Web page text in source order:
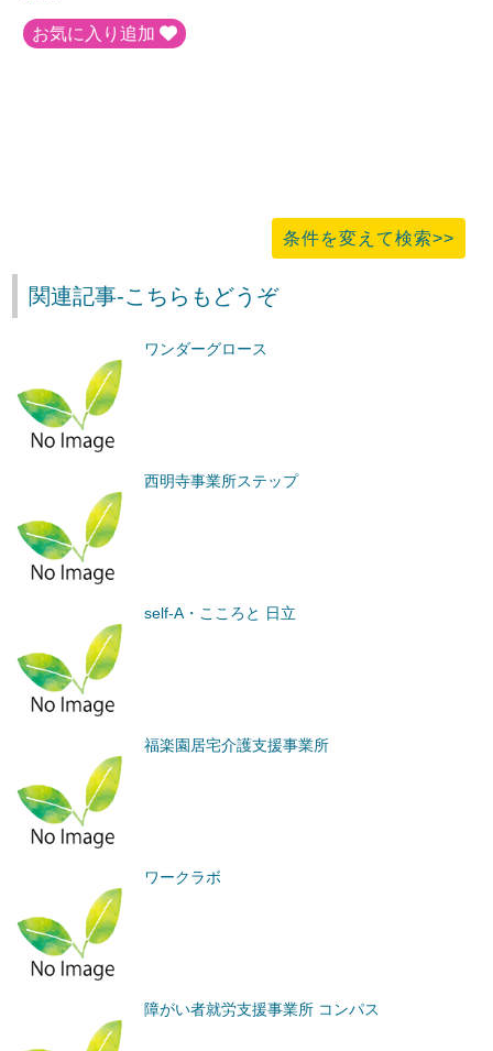
お気に入り追加
条件を変えて検索>>
関連記事-こちらもどうぞ
ワンダーグロース
西明寺事業所ステップ
self-A・こころと 日立
福楽園居宅介護支援事業所
ワークラボ
障がい者就労支援事業所 コンパス